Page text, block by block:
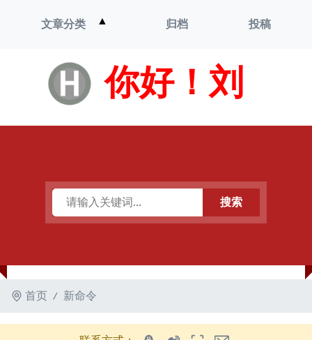
你好！刘
文章分类 ▲
单
归档 投稿
搜索
首页 新命令